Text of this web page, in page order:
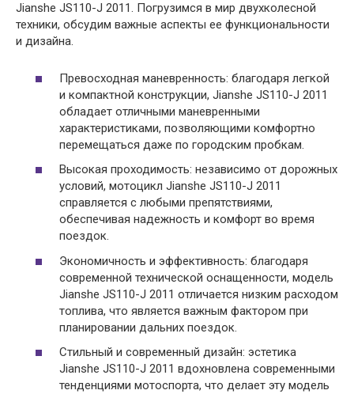
Jianshe JS110-J 2011. Погрузимся в мир двухколесной
техники, обсудим важные аспекты ее функциональности
и дизайна.
Превосходная маневренность: благодаря легкой
и компактной конструкции, Jianshe JS110-J 2011
обладает отличными маневренными
характеристиками, позволяющими комфортно
перемещаться даже по городским пробкам.
Высокая проходимость: независимо от дорожных
условий, мотоцикл Jianshe JS110-J 2011
справляется с любыми препятствиями,
обеспечивая надежность и комфорт во время
поездок.
Экономичность и эффективность: благодаря
современной технической оснащенности, модель
Jianshe JS110-J 2011 отличается низким расходом
топлива, что является важным фактором при
планировании дальних поездок.
Стильный и современный дизайн: эстетика
Jianshe JS110-J 2011 вдохновлена современными
тенденциями мотоспорта, что делает эту модель